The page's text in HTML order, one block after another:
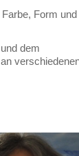
Form und
dem